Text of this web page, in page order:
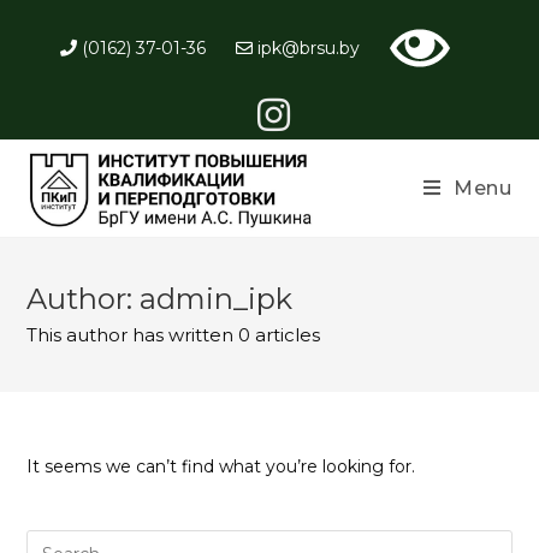
(0162) 37-01-36 ipk@brsu.by
Menu
Author: admin_ipk
This author has written 0 articles
It seems we can’t find what you’re looking for.